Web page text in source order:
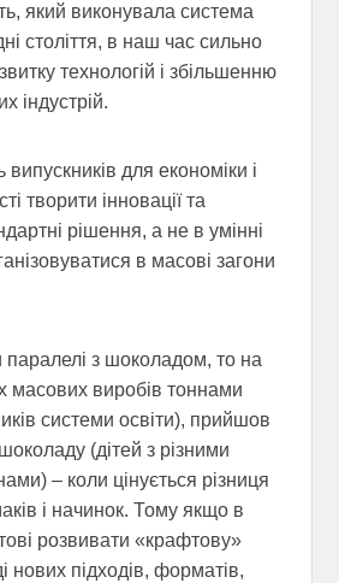
який виконувала система
століття, в наш час сильно
технологій і збільшенню
індустрій.
випускників для економіки і
творити інновації та
рішення, а не в умінні
в масові загони
з шоколадом, то на
масових виробів тоннами
системи освіти), прийшов
(дітей з різними
– коли цінується різниця
і начинок. Тому якщо в
розвивати «крафтову»
нових підходів, форматів,